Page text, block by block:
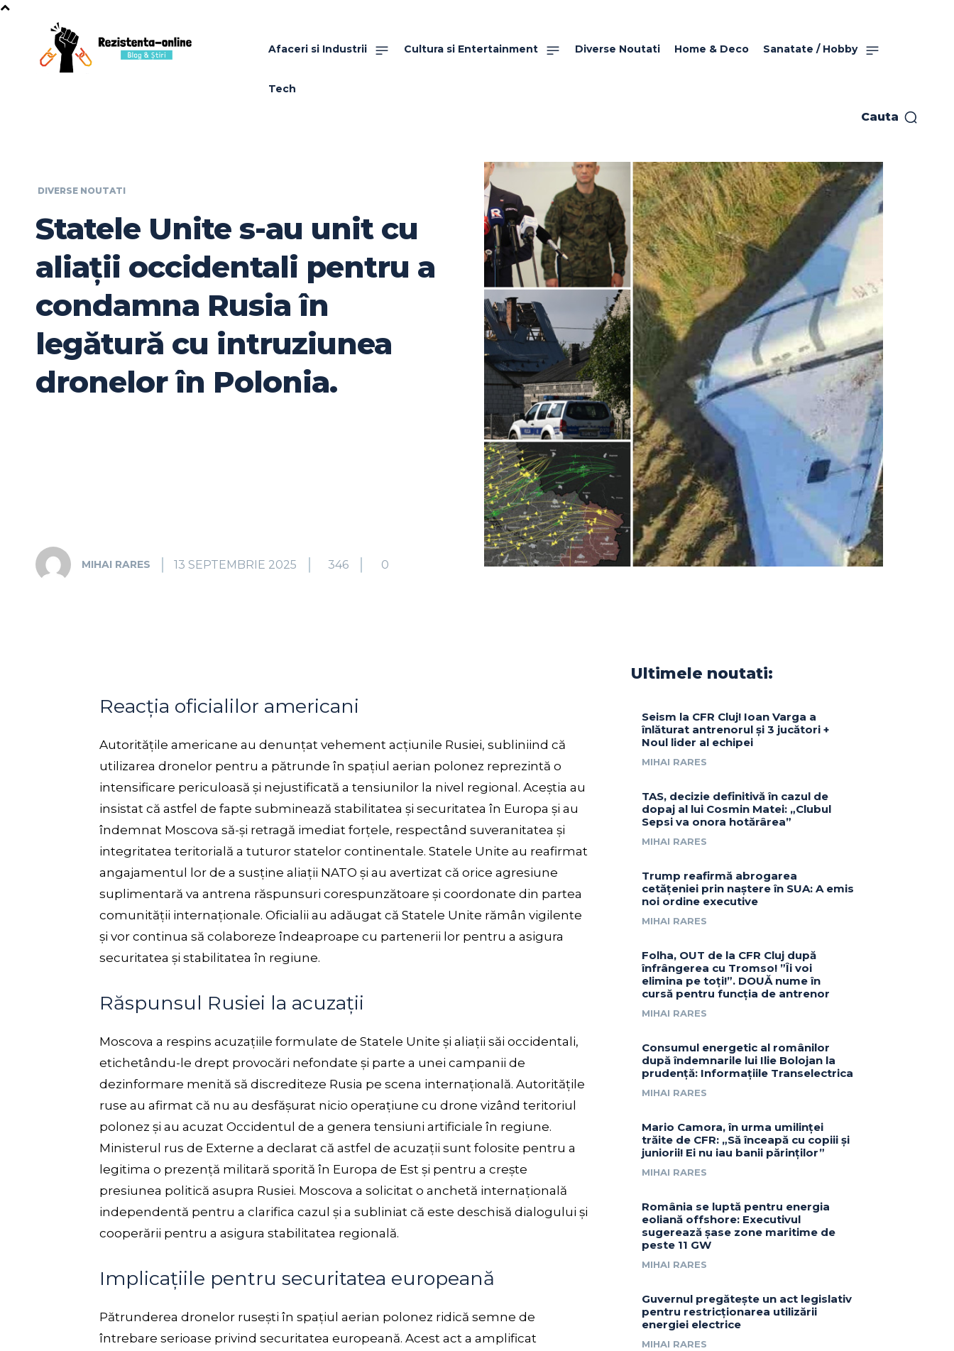
Afaceri si Industrii Cultura si Entertainment Diverse Noutati Home & Deco Sanatate / Hobby
Tech
Cauta
DIVERSE NOUTATI
Statele Unite s-au unit cu
aliații occidentali pentru a
condamna Rusia în
legătură cu intruziunea
dronelor în Polonia.
MIHAI RARES 13 SEPTEMBRIE 2025 346 0
Reacția oficialilor americani
Autoritățile americane au denunțat vehement acțiunile Rusiei, subliniind că
utilizarea dronelor pentru a pătrunde în spațiul aerian polonez reprezintă o
intensificare periculoasă și nejustificată a tensiunilor la nivel regional. Aceștia au
insistat că astfel de fapte subminează stabilitatea și securitatea în Europa și au
îndemnat Moscova să-și retragă imediat forțele, respectând suveranitatea și
integritatea teritorială a tuturor statelor continentale. Statele Unite au reafirmat
angajamentul lor de a susține aliații NATO și au avertizat că orice agresiune
suplimentară va antrena răspunsuri corespunzătoare și coordonate din partea
comunității internaționale. Oficialii au adăugat că Statele Unite rămân vigilente
și vor continua să colaboreze îndeaproape cu partenerii lor pentru a asigura
securitatea și stabilitatea în regiune.
Răspunsul Rusiei la acuzații
Moscova a respins acuzațiile formulate de Statele Unite și aliații săi occidentali,
etichetându-le drept provocări nefondate și parte a unei campanii de
dezinformare menită să discrediteze Rusia pe scena internațională. Autoritățile
ruse au afirmat că nu au desfășurat nicio operațiune cu drone vizând teritoriul
polonez și au acuzat Occidentul de a genera tensiuni artificiale în regiune.
Ministerul rus de Externe a declarat că astfel de acuzații sunt folosite pentru a
legitima o prezență militară sporită în Europa de Est și pentru a crește
presiunea politică asupra Rusiei. Moscova a solicitat o anchetă internațională
independentă pentru a clarifica cazul și a subliniat că este deschisă dialogului și
cooperării pentru a asigura stabilitatea regională.
Implicațiile pentru securitatea europeană
Pătrunderea dronelor rusești în spațiul aerian polonez ridică semne de
întrebare serioase privind securitatea europeană. Acest act a amplificat
Ultimele noutati:
Seism la CFR Cluj! Ioan Varga a
înlăturat antrenorul și 3 jucători +
Noul lider al echipei
MIHAI RARES
TAS, decizie definitivă în cazul de
dopaj al lui Cosmin Matei: „Clubul
Sepsi va onora hotărârea”
MIHAI RARES
Trump reafirmă abrogarea
cetățeniei prin naștere în SUA: A emis
noi ordine executive
MIHAI RARES
Folha, OUT de la CFR Cluj după
înfrângerea cu Tromso! ”Îi voi
elimina pe toți!”. DOUĂ nume în
cursă pentru funcția de antrenor
MIHAI RARES
Consumul energetic al românilor
după îndemnarile lui Ilie Bolojan la
prudență: Informațiile Transelectrica
MIHAI RARES
Mario Camora, în urma umilinței
trăite de CFR: „Să înceapă cu copiii și
juniorii! Ei nu iau banii părinților”
MIHAI RARES
România se luptă pentru energia
eoliană offshore: Executivul
sugerează șase zone maritime de
peste 11 GW
MIHAI RARES
Guvernul pregătește un act legislativ
pentru restricționarea utilizării
energiei electrice
MIHAI RARES